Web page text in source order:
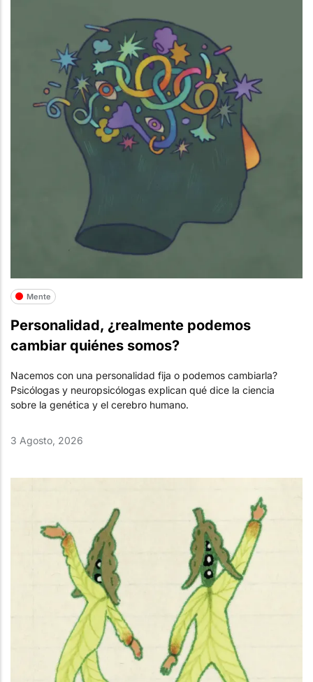
Mente
Personalidad, ¿realmente podemos
cambiar quiénes somos?
Nacemos con una personalidad fija o podemos cambiarla?
Psicólogas y neuropsicólogas explican qué dice la ciencia
sobre la genética y el cerebro humano.
3 Agosto, 2026